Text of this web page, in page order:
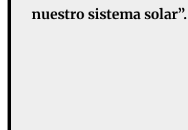
nuestro sistema solar”.